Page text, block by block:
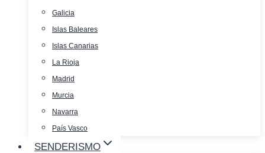
Galicia
Islas Baleares
Islas Canarias
La Rioja
Madrid
Murcia
Navarra
País Vasco
SENDERISMO